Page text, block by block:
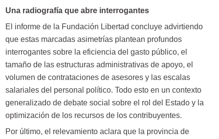
Una radiografía que abre interrogantes
El informe de la Fundación Libertad concluye advirtiendo
que estas marcadas asimetrías plantean profundos
interrogantes sobre la eficiencia del gasto público, el
tamaño de las estructuras administrativas de apoyo, el
volumen de contrataciones de asesores y las escalas
salariales del personal político. Todo esto en un contexto
generalizado de debate social sobre el rol del Estado y la
optimización de los recursos de los contribuyentes.
Por último, el relevamiento aclara que la provincia de